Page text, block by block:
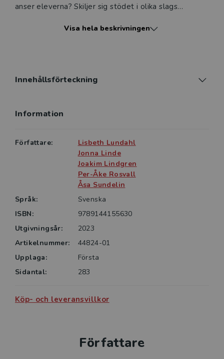
anser eleverna? Skiljer sig stödet i olika slags
kommuner. Boken bygger på forskningsprojektet Att
kontexter.
Boken riktar sig till studerande på högskolans lärar-
och vägledarprogram samt skolledarutbildning, till
yrkesverksamma i skolan och till kommunala
beslutsfattare och tjänstemän.
Visa hela beskrivningen
Innehållsförteckning
Information
Författare:
Lisbeth Lundahl
Jonna Linde
Joakim Lindgren
Per-Åke Rosvall
Åsa Sundelin
Språk:
Svenska
ISBN:
9789144155630
Utgivningsår:
2023
Artikelnummer:
44824-01
Upplaga:
Första
Sidantal:
283
Köp- och leveransvillkor
Författare